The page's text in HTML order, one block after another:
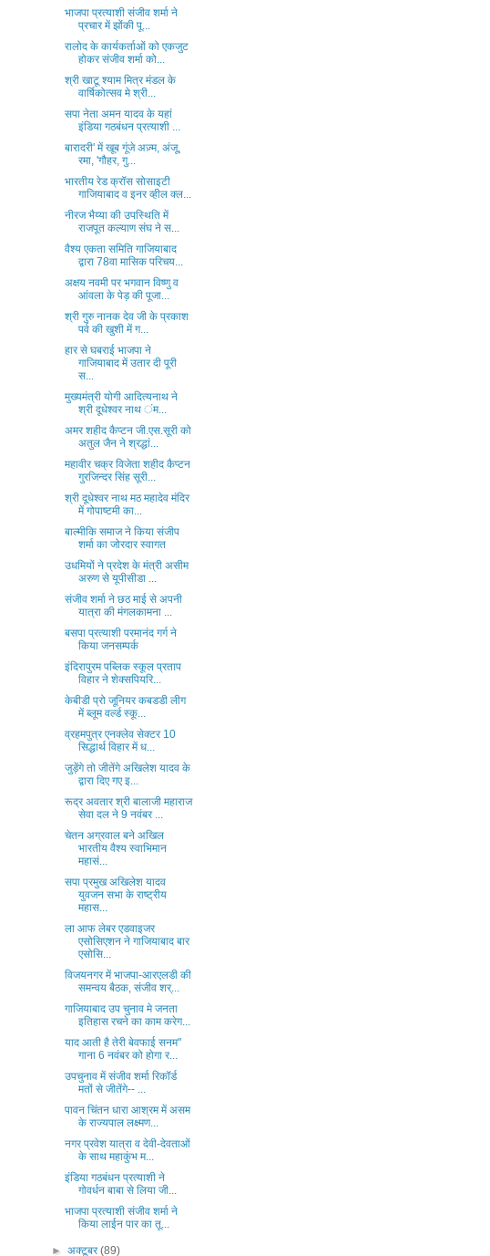
भाजपा प्रत्याशी संजीव शर्मा ने
प्रचार में झोंकी पू...
रालोद के कार्यकर्ताओं को एकजुट
होकर संजीव शर्मा को...
श्री खाटू श्याम मित्र मंडल के
वार्षिकोत्सव मे श्री...
सपा नेता अमन यादव के यहां
इंडिया गठबंधन प्रत्याशी ...
बारादरी' में खूब गूंजे अज़्म, अंजू,
रमा, 'गौहर, गु...
भारतीय रेड क्रॉस सोसाइटी
गाजियाबाद व इनर व्हील क्ल...
नीरज भैय्या की उपस्थिति में
राजपूत कल्याण संघ ने स...
वैश्य एकता समिति गाजियाबाद
द्वारा 78वा मासिक परिचय...
अक्षय नवमी पर भगवान विष्णु व
आंवला के पेड़ की पूजा...
श्री गुरु नानक देव जी के प्रकाश
पर्व की खुशी में ग...
हार से घबराई भाजपा ने
गाजियाबाद में उतार दी पूरी
स...
मुख्यमंत्री योगी आदित्यनाथ ने
श्री दूधेश्वर नाथ ंम...
अमर शहीद कैप्टन जी.एस.सूरी को
अतुल जैन ने श्रद्धां...
महावीर चक्र विजेता शहीद कैप्टन
गुरजिन्दर सिंह सूरी...
श्री दूधेश्वर नाथ मठ महादेव मंदिर
में गोपाष्टमी का...
बाल्मीकि समाज ने किया संजीप
शर्मा का जोरदार स्वागत
उधमियों ने प्रदेश के मंत्री असीम
अरुण से यूपीसीडा ...
संजीव शर्मा ने छठ माई से अपनी
यात्रा की मंगलकामना ...
बसपा प्रत्याशी परमानंद गर्ग ने
किया जनसम्पर्क
इंदिरापुरम पब्लिक स्कूल प्रताप
विहार ने शेक्सपियरि...
केबीडी प्रो जूनियर कबडडी लीग
में ब्लूम वर्ल्ड स्कू...
व्रहमपुत्र एनक्लेव सेक्टर 10
सिद्धार्थ विहार में ध...
जुड़ेंगे तो जीतेंगे अखिलेश यादव के
द्वारा दिए गए इ...
रूद्र अवतार श्री बालाजी महाराज
सेवा दल ने 9 नवंबर ...
चेतन अग्रवाल बने अखिल
भारतीय वैश्य स्वाभिमान
महासं...
सपा प्रमुख अखिलेश यादव
युवजन सभा के राष्ट्रीय
महास...
ला आफ लेबर एडवाइजर
एसोसिएशन ने गाजियाबाद बार
एसोसि...
विजयनगर में भाजपा-आरएलडी की
समन्वय बैठक, संजीव शर्...
गाजियाबाद उप चुनाव मे जनता
इतिहास रचने का काम करेग...
याद आती है तेरी बेवफाई सनम"
गाना 6 नवंबर को होगा र...
उपचुनाव में संजीव शर्मा रिकॉर्ड
मतों से जीतेंगे-- ...
पावन चिंतन धारा आश्रम में असम
के राज्यपाल लक्ष्मण...
नगर प्रवेश यात्रा व देवी-देवताओं
के साथ महाकुंभ म...
इंडिया गठबंधन प्रत्याशी ने
गोवर्धन बाबा से लिया जी...
भाजपा प्रत्याशी संजीव शर्मा ने
किया लाईन पार का तू...
► अक्टूबर(89)